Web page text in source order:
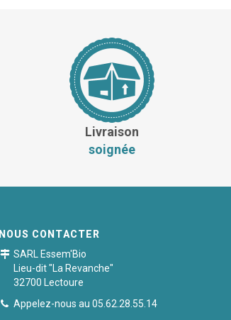
Livraison
soignée
NOUS CONTACTER
SARL Essem'Bio
Lieu-dit "La Revanche"
32700 Lectoure
Appelez-nous au 05.62.28.55.14